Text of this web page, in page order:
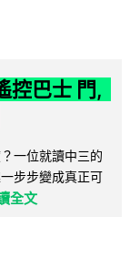
控巴士 門,
一位就讀中三的
步步變成真正可
全文